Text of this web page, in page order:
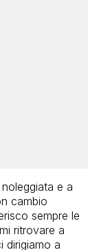
e a
cambio
sempre le
ritrovare a
dirigiamo a